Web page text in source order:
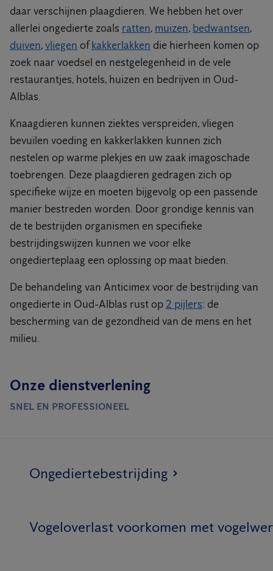
daar verschijnen plaagdieren. We hebben het over
allerlei ongedierte zoals ratten, muizen, bedwantsen,
duiven,vliegen ofkakkerlakken die hierheen komen op
zoek naar voedsel en nestgelegenheid in de vele
restaurantjes, hotels, huizen en bedrijven in Oud-
Alblas.
Knaagdieren kunnen ziektes verspreiden, vliegen
bevuilen voeding en kakkerlakken kunnen zich
nestelen op warme plekjes en uw zaak imagoschade
toebrengen. Deze plaagdieren gedragen zich op
specifieke wijze en moeten bijgevolg op een passende
manier bestreden worden. Door grondige kennis van
de te bestrijden organismen en specifieke
bestrijdingswijzen kunnen we voor elke
ongedierteplaag een oplossing op maat bieden.
De behandeling van Anticimex voor de bestrijding van
ongedierte in Oud-Alblas rust op 2 pijlers: de
bescherming van de gezondheid van de mens en het
milieu.
Onze dienstverlening
SNEL EN PROFESSIONEEL
Ongediertebestrijding
Vogeloverlast voorkomen met